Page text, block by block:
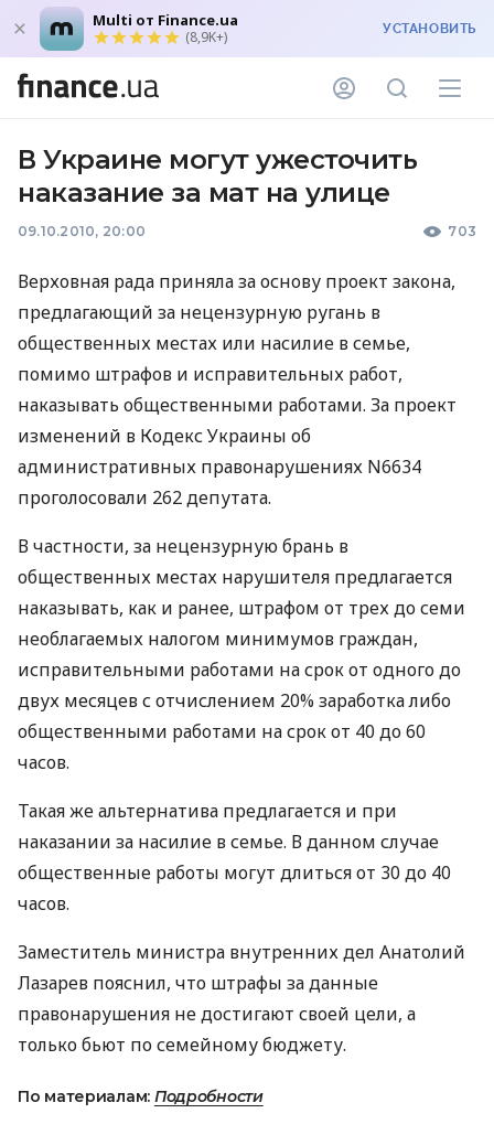
Multi от Finance.ua
(8,9K+) УСТАНОВИТЬ
В Украине могут ужесточить
наказание за мат на улице
09.10.2010, 20:00 703
Верховная рада приняла за основу проект закона,
предлагающий за нецензурную ругань в
общественных местах или насилие в семье,
помимо штрафов и исправительных работ,
наказывать общественными работами. За проект
изменений в Кодекс Украины об
административных правонарушениях N6634
проголосовали 262 депутата.
В частности, за нецензурную брань в
общественных местах нарушителя предлагается
наказывать, как и ранее, штрафом от трех до семи
необлагаемых налогом минимумов граждан,
исправительными работами на срок от одного до
двух месяцев с отчислением 20% заработка либо
общественными работами на срок от 40 до 60
часов.
Такая же альтернатива предлагается и при
наказании за насилие в семье. В данном случае
общественные работы могут длиться от 30 до 40
часов.
Заместитель министра внутренних дел Анатолий
Лазарев пояснил, что штрафы за данные
правонарушения не достигают своей цели, а
только бьют по семейному бюджету.
По материалам: Подробности